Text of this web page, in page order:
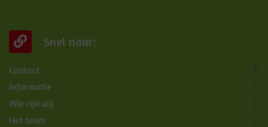
Snel naar:
Contact
Informatie
Wie zijn wij
Het team